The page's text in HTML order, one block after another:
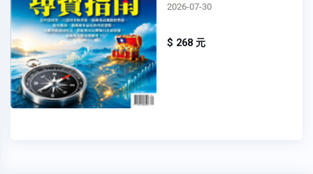
2026-07-30
$ 268 元